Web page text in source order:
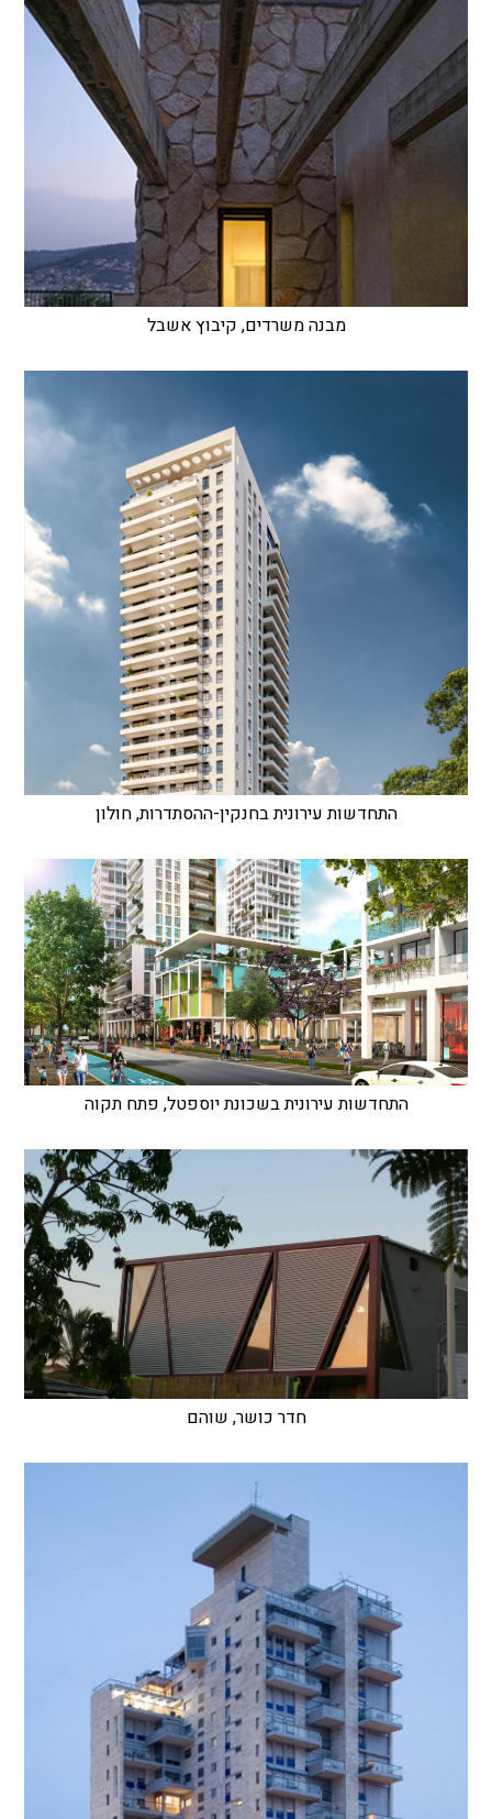
מבנה משרדים, קיבוץ אשבל
התחדשות עירונית בחנקין-ההסתדרות, חולון
התחדשות עירונית בשכונת יוספטל, פתח תקוה
חדר כושר, שוהם